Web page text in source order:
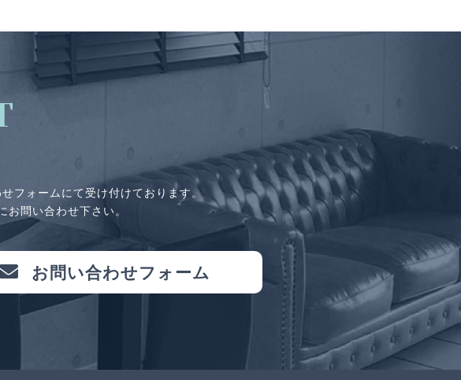
フォームにて受け付けております。
問い合わせ下さい。
お問い合わせフォーム